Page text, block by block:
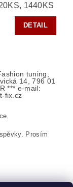
1440KS
DETAIL
tuning,
14, 796 01
*** e-mail:
fix.cz
Prosím